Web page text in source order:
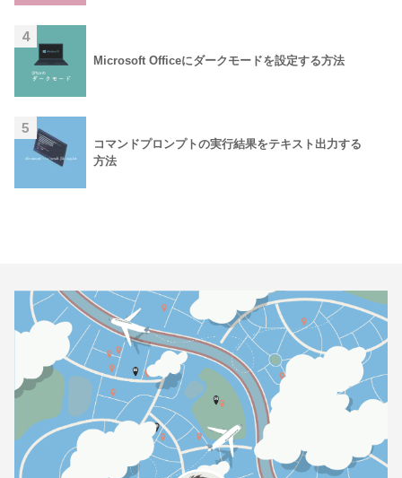
4
Microsoft Officeにダークモードを設定する方法
5
コマンドプロンプトの実行結果をテキスト出力する
方法